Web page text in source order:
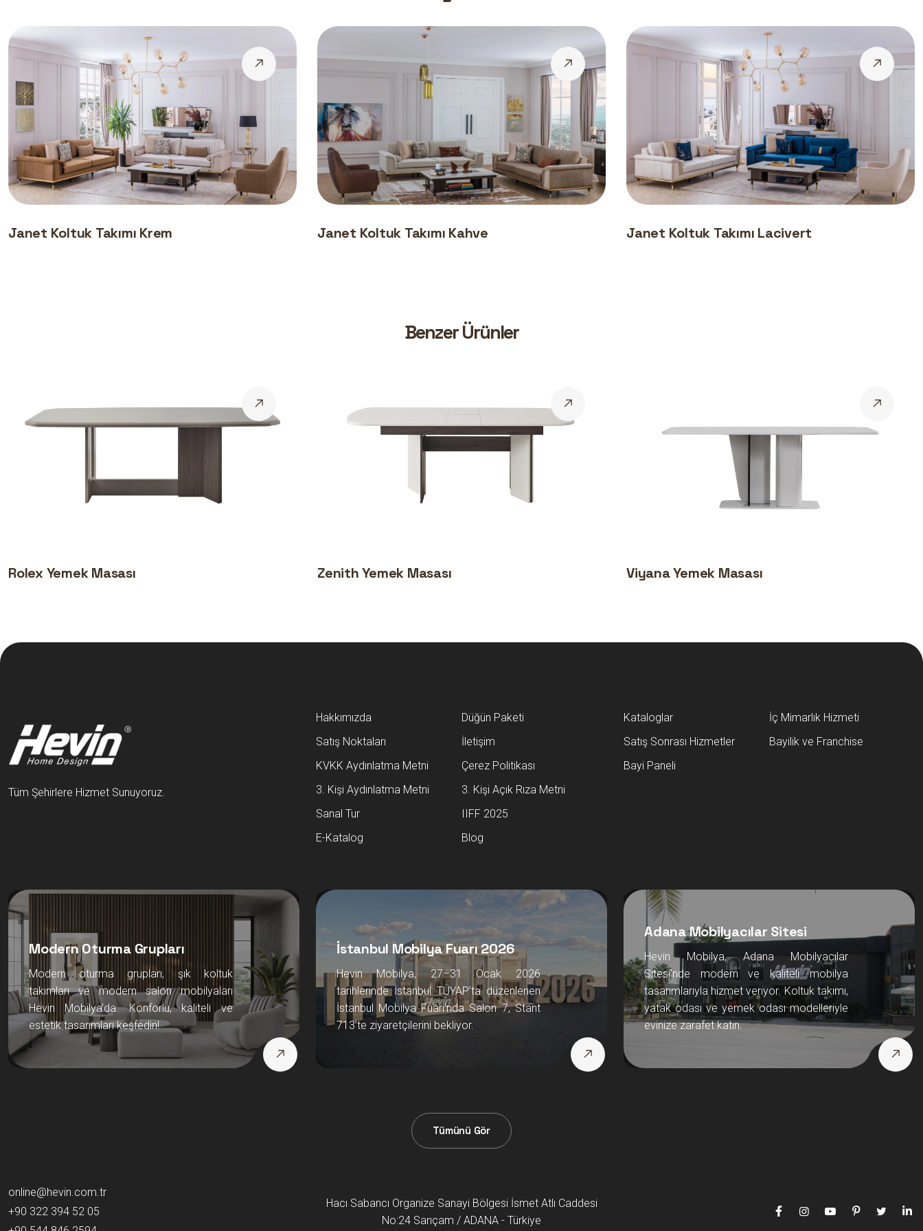
Janet Koltuk Takımı Krem Janet Koltuk Takımı Kahve Janet Koltuk Takımı Lacivert
Benzer Ürünler
Rolex Yemek Masası Zenith Yemek Masası Viyana Yemek Masası
Tüm Şehirlere Hizmet Sunuyoruz.
Hakkımızda
Düğün Paketi
Satış Noktaları
İletişim
KVKK Aydınlatma Metni
Çerez Politikası
3. Kişi Aydınlatma Metni
3. Kişi Açık Rıza Metni
Sanal Tur
IIFF 2025
E-Katalog
Blog
Kataloglar
İç Mimarlık Hizmeti
Satış Sonrası Hizmetler
Bayilik ve Franchise
Bayi Paneli
Modern Oturma Grupları
Modern oturma grupları, şık koltuk
takımları ve modern salon mobilyaları
Hevin Mobilya’da. Konforlu, kaliteli ve
estetik tasarımları keşfedin!
İstanbul Mobilya Fuarı 2026
Hevin Mobilya, 27–31 Ocak 2026
tarihlerinde İstanbul TÜYAP’ta düzenlenen
İstanbul Mobilya Fuarı’nda Salon 7, Stant
713’te ziyaretçilerini bekliyor.
Adana Mobilyacılar Sitesi
Hevin Mobilya, Adana Mobilyacılar
Sitesi’nde modern ve kaliteli mobilya
tasarımlarıyla hizmet veriyor. Koltuk takımı,
yatak odası ve yemek odası modelleriyle
evinize zarafet katın.
Tümünü Gör
online@hevin.com.tr
+90 322 394 52 05
Hacı Sabancı Organize Sanayi Bölgesi İsmet Atlı Caddesi
No:24 Sarıçam / ADANA - Türkiye